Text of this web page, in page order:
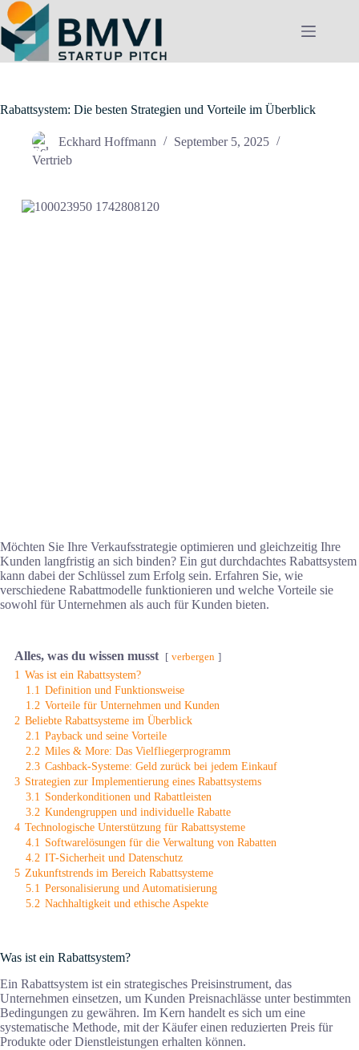
Zum
Inhalt
springen
Rabattsystem: Die besten Strategien und Vorteile im Überblick
Eckhard Hoffmann
September 5, 2025
Vertrieb
Möchten Sie Ihre Verkaufsstrategie optimieren und gleichzeitig Ihre
Kunden langfristig an sich binden? Ein gut durchdachtes Rabattsystem
kann dabei der Schlüssel zum Erfolg sein. Erfahren Sie, wie
verschiedene Rabattmodelle funktionieren und welche Vorteile sie
sowohl für Unternehmen als auch für Kunden bieten.
Alles, was du wissen musst verbergen
1 Was ist ein Rabattsystem?
1.1 Definition und Funktionsweise
1.2 Vorteile für Unternehmen und Kunden
2 Beliebte Rabattsysteme im Überblick
2.1 Payback und seine Vorteile
2.2 Miles & More: Das Vielfliegerprogramm
2.3 Cashback-Systeme: Geld zurück bei jedem Einkauf
3 Strategien zur Implementierung eines Rabattsystems
3.1 Sonderkonditionen und Rabattleisten
3.2 Kundengruppen und individuelle Rabatte
4 Technologische Unterstützung für Rabattsysteme
4.1 Softwarelösungen für die Verwaltung von Rabatten
4.2 IT-Sicherheit und Datenschutz
5 Zukunftstrends im Bereich Rabattsysteme
5.1 Personalisierung und Automatisierung
5.2 Nachhaltigkeit und ethische Aspekte
Was ist ein Rabattsystem?
Ein Rabattsystem ist ein strategisches Preisinstrument, das
Unternehmen einsetzen, um Kunden Preisnachlässe unter bestimmten
Bedingungen zu gewähren. Im Kern handelt es sich um eine
systematische Methode, mit der Käufer einen reduzierten Preis für
Produkte oder Dienstleistungen erhalten können.